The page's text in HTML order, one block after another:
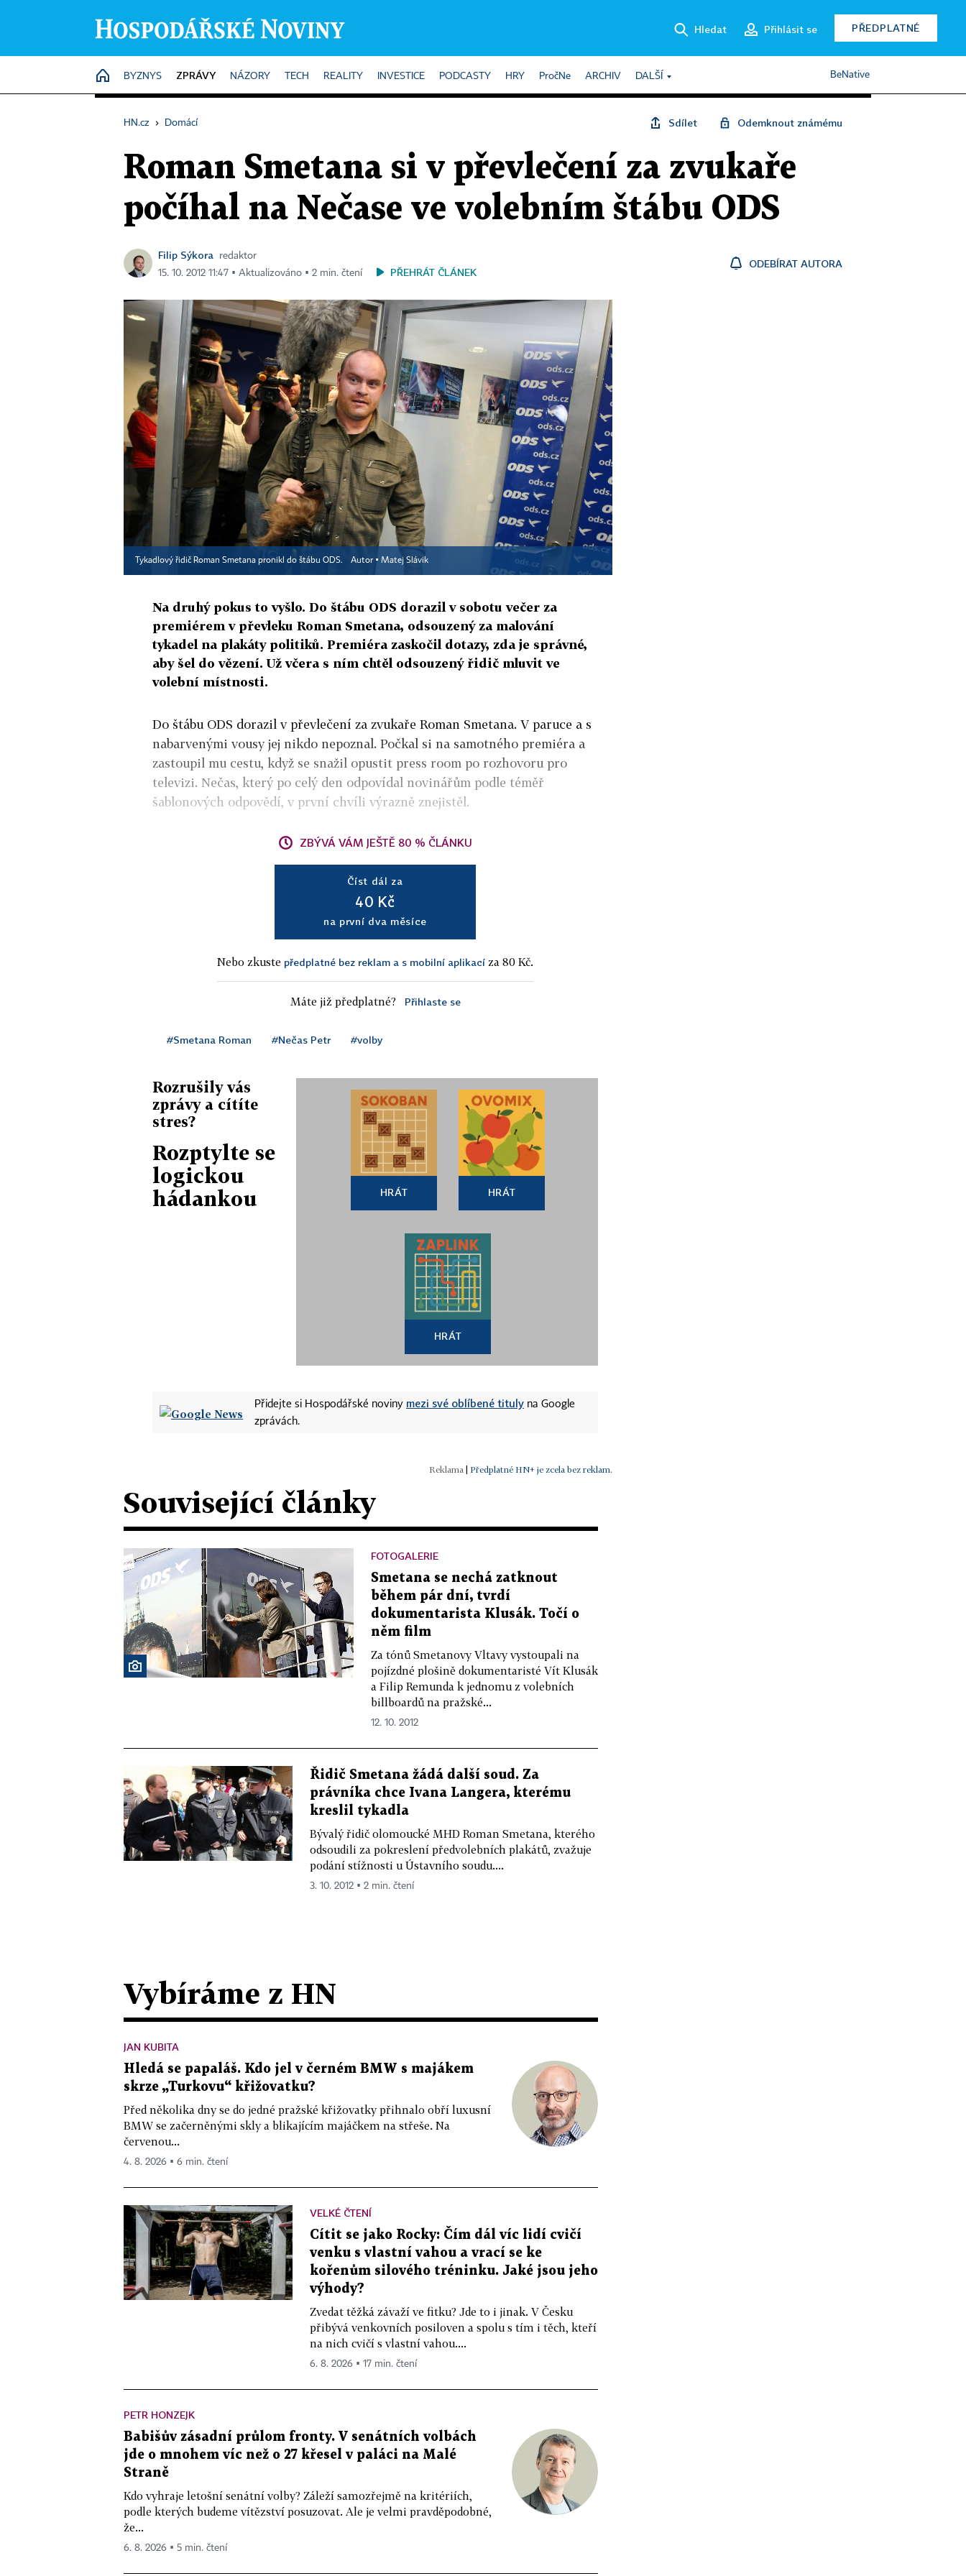
Hledat Přihlásit se PŘEDPLATNÉ
HOME
BYZNYS ZPRÁVY NÁZORY TECH REALITY INVESTICE PODCASTY HRY PročNe ARCHIV DALŠÍ BeNative
HN.cz › Domácí Sdílet Odemknout známému
Roman Smetana si v převlečení za zvukaře
počíhal na Nečase ve volebním štábu ODS
Filip Sýkora
redaktor
15. 10. 2012 11:47 ▪ Aktualizováno ▪ 2 min. čtení
PŘEHRÁT ČLÁNEK
ODEBÍRAT AUTORA
Tykadlový řidič Roman Smetana pronikl do štábu ODS. Autor ▪ Matej Slávik
Na druhý pokus to vyšlo. Do štábu ODS dorazil v sobotu večer za
premiérem v převleku Roman Smetana, odsouzený za malování
tykadel na plakáty politiků. Premiéra zaskočil dotazy, zda je správné,
aby šel do vězení. Už včera s ním chtěl odsouzený řidič mluvit ve
volební místnosti.
Do štábu ODS dorazil v převlečení za zvukaře Roman Smetana. V paruce a s
nabarvenými vousy jej nikdo nepoznal. Počkal si na samotného premiéra a
zastoupil mu cestu, když se snažil opustit press room po rozhovoru pro
televizi. Nečas, který po celý den odpovídal novinářům podle téměř
šablonových odpovědí, v první chvíli výrazně znejistěl.
ZBÝVÁ VÁM JEŠTĚ 80 % ČLÁNKU
Číst dál za
40 Kč
na první dva měsíce
Nebo zkuste předplatné bez reklam a s mobilní aplikací za 80 Kč.
Máte již předplatné? Přihlaste se
#Smetana Roman #Nečas Petr #volby
Rozrušily vás
zprávy a cítíte
stres?
Rozptylte se
logickou
hádankou
HRÁT HRÁT
HRÁT
Přidejte si Hospodářské noviny mezi své oblíbené tituly na Google
zprávách.
| Předplatné HN+ je zcela bez reklam.
Související články
FOTOGALERIE
Smetana se nechá zatknout
během pár dní, tvrdí
dokumentarista Klusák. Točí o
něm film
Za tónů Smetanovy Vltavy vystoupali na
pojízdné plošině dokumentaristé Vít Klusák
a Filip Remunda k jednomu z volebních
billboardů na pražské...
12. 10. 2012
Řidič Smetana žádá další soud. Za
právníka chce Ivana Langera, kterému
kreslil tykadla
Bývalý řidič olomoucké MHD Roman Smetana, kterého
odsoudili za pokreslení předvolebních plakátů, zvažuje
podání stížnosti u Ústavního soudu....
3. 10. 2012 ▪ 2 min. čtení
Vybíráme z HN
JAN KUBITA
Hledá se papaláš. Kdo jel v černém BMW s majákem
skrze „Turkovu“ křižovatku?
Před několika dny se do jedné pražské křižovatky přihnalo obří luxusní
BMW se začerněnými skly a blikajícím majáčkem na střeše. Na
červenou...
4. 8. 2026 ▪ 6 min. čtení
VELKÉ ČTENÍ
Cítit se jako Rocky: Čím dál víc lidí cvičí
venku s vlastní vahou a vrací se ke
kořenům silového tréninku. Jaké jsou jeho
výhody?
Zvedat těžká závaží ve fitku? Jde to i jinak. V Česku
přibývá venkovních posiloven a spolu s tím i těch, kteří
na nich cvičí s vlastní vahou....
6. 8. 2026 ▪ 17 min. čtení
PETR HONZEJK
Babišův zásadní průlom fronty. V senátních volbách
jde o mnohem víc než o 27 křesel v paláci na Malé
Straně
Kdo vyhraje letošní senátní volby? Záleží samozřejmě na kritériích,
podle kterých budeme vítězství posuzovat. Ale je velmi pravděpodobné,
že...
6. 8. 2026 ▪ 5 min. čtení